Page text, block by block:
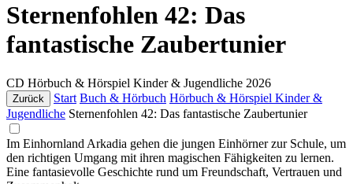
Sternenfohlen 42: Das
fantastische Zaubertunier
CD Hörbuch & Hörspiel Kinder & Jugendliche 2026
Zurück Start Buch & Hörbuch Hörbuch & Hörspiel Kinder &
Jugendliche Sternenfohlen 42: Das fantastische Zaubertunier
Im Einhornland Arkadia gehen die jungen Einhörner zur Schule, um
den richtigen Umgang mit ihren magischen Fähigkeiten zu lernen.
Eine fantasievolle Geschichte rund um Freundschaft, Vertrauen und